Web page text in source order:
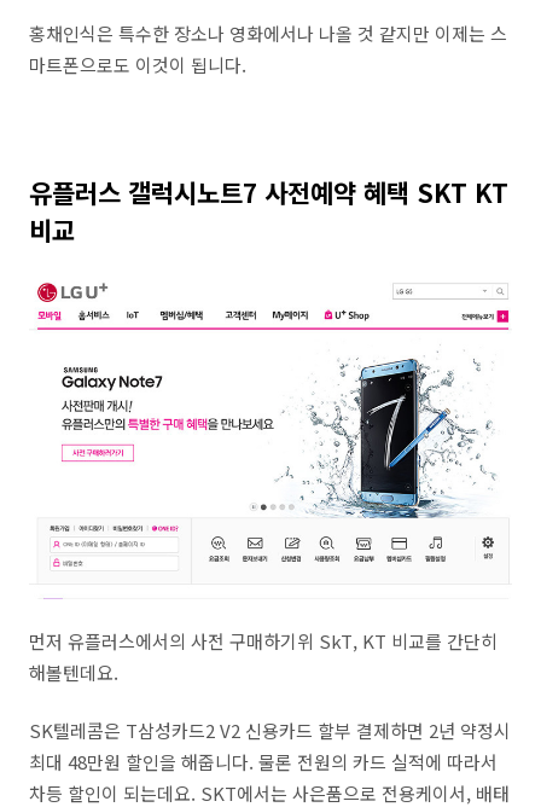
홍채인식은 특수한 장소나 영화에서나 나올 것 같지만 이제는 스
마트폰으로도 이것이 됩니다.
유플러스 갤럭시노트7 사전예약 혜택 SKT KT
비교
먼저 유플러스에서의 사전 구매하기위 SkT, KT 비교를 간단히
해볼텐데요.
SK텔레콤은 T삼성카드2 V2 신용카드 할부 결제하면 2년 약정시
최대 48만원 할인을 해줍니다. 물론 전원의 카드 실적에 따라서
차등 할인이 되는데요. SKT에서는 사은품으로 전용케이서, 배태